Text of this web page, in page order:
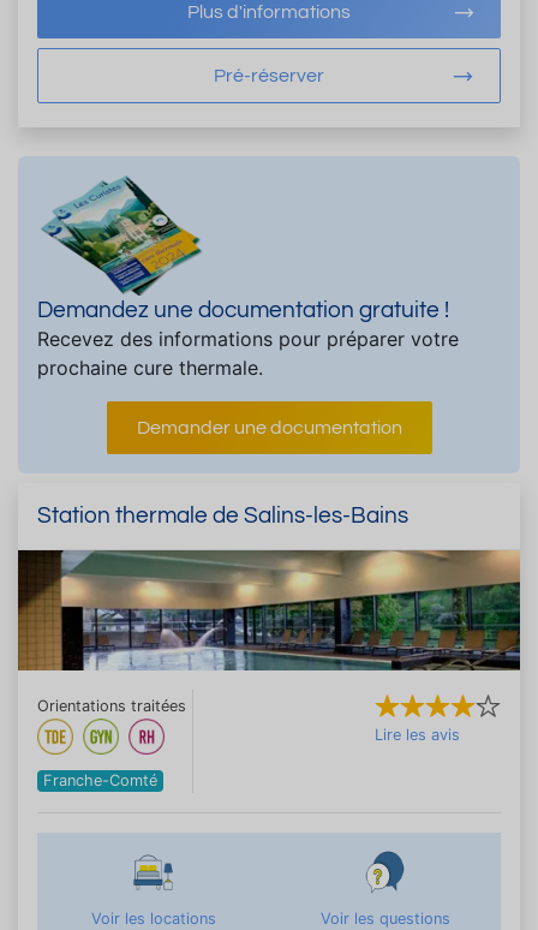
Plus d'informations
Pré-réserver
Demandez une documentation gratuite !
Recevez des informations pour préparer votre
prochaine cure thermale.
Demander une documentation
Station thermale de Salins-les-Bains
Orientations traitées
Franche-Comté
Lire les avis
Voir les locations Voir les questions